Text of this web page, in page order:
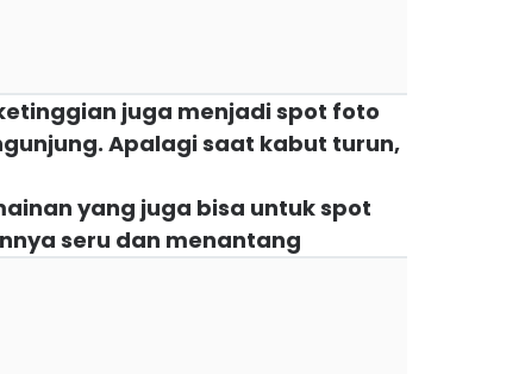
juga menjadi spot foto
Apalagi saat kabut turun,
yang juga bisa untuk spot
seru dan menantang